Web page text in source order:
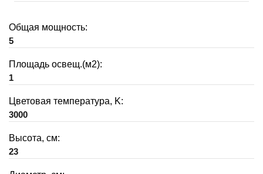
Общая мощность:
5
Площадь освещ.(м2):
1
Цветовая температура, K:
3000
Высота, см:
23